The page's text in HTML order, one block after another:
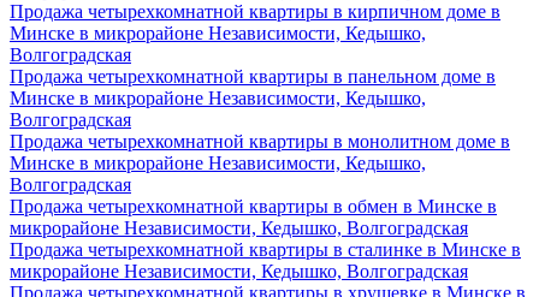
Продажа четырехкомнатной квартиры в кирпичном доме в
Минске в микрорайоне Независимости, Кедышко,
Волгоградская
Продажа четырехкомнатной квартиры в панельном доме в
Минске в микрорайоне Независимости, Кедышко,
Волгоградская
Продажа четырехкомнатной квартиры в монолитном доме в
Минске в микрорайоне Независимости, Кедышко,
Волгоградская
Продажа четырехкомнатной квартиры в обмен в Минске в
микрорайоне Независимости, Кедышко, Волгоградская
Продажа четырехкомнатной квартиры в сталинке в Минске в
микрорайоне Независимости, Кедышко, Волгоградская
Продажа четырехкомнатной квартиры в хрущевке в Минске в